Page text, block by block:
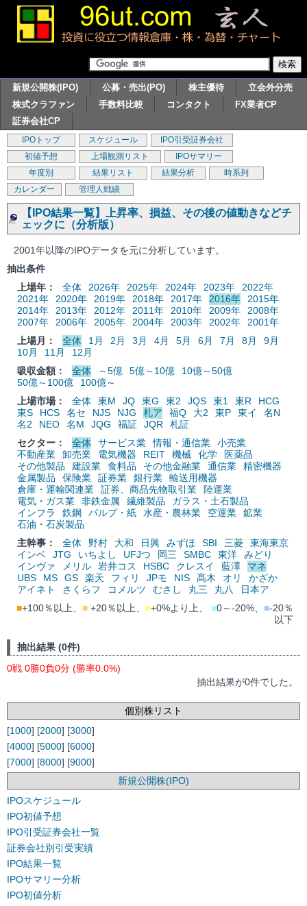
新規公開株(IPO) 公募・売出(PO) 株主優待
立会外分売
株式クラファン
手数料比較 コンタクト
FX業者CP
証券会社CP
IPOトップ スケジュール
IPO引受証券会社
初値予想
上場観測リスト
IPOサマリー
年度別
結果リスト 結果分析
時系列
カレンダー
管理人戦績
【IPO結果一覧】上昇率、損益、その後の値動きなどチ
ェックに（分析版）
2001年以降のIPOデータを元に分析しています。
抽出条件
上場年：
全体 2026年 2025年 2024年 2023年
2022年
2021年
2020年 2019年 2018年 2017年 2016年
2015年
2014年
2013年 2012年 2011年 2010年 2009年
2008年
2007年
2006年 2005年 2004年 2003年 2002年
2001年
上場月：
全体 1月 2月 3月 4月 5月 6月 7月 8月
9月
10月
11月
12月
吸収金額：
全体 ～5億 5億～10億
10億～50億
50億～100億
100億～
上場市場：
全体 東M JQ 東G 東2 JQS 東1 東R
HCG
東S
HCS 名セ NJS NJG 札ア 福Q 大2 東P 東イ
名N
名2
NEO 名M JQG 福証 JQR
札証
セクター：
全体 サービス業 情報・通信業
小売業
不動産業
卸売業 電気機器 REIT 機械 化学
医薬品
その他製品
建設業 食料品 その他金融業 通信業
精密機器
金属製品
保険業 証券業 銀行業
輸送用機器
倉庫・運輸関連業
証券、商品先物取引業
陸運業
電気・ガス業
非鉄金属 繊維製品
ガラス・土石製品
インフラ
鉄鋼 パルプ・紙 水産・農林業 空運業
鉱業
石油・石炭製品
主幹事：
全体 野村 大和 日興 みずほ SBI 三菱
東海東京
インベ
JTG いちよし UFJつ 岡三 SMBC 東洋
みどり
インヴァ
メリル 岩井コス HSBC クレスイ 藍澤
マネ
UBS
MS GS 楽天 フィリ JPモ NIS 髙木 オリ
かざか
アイネト
さくらフ コメルツ むさし 丸三 丸八
日本ア
■+100％以上、 ■ +20％以上、 ■+0%より上、 ■0～-20%、 ■-20％
以下
抽出結果 (0件)
0戦 0勝0負0分 (勝率0.0%)
抽出結果が0件でした。
個別株リスト
[1000] [2000] [3000]
[4000] [5000] [6000]
[7000] [8000] [9000]
新規公開株(IPO)
IPOスケジュール
IPO初値予想
IPO引受証券会社一覧
証券会社別引受実績
IPO結果一覧
IPOサマリー分析
IPO初値分析